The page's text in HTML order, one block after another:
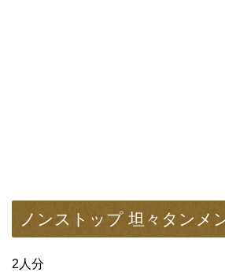
ノンストップ 坦々タンメ
2人分